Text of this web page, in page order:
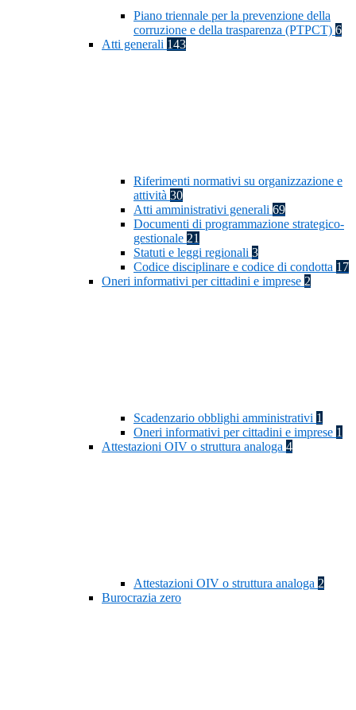
Piano triennale per la prevenzione della
corruzione e della trasparenza (PTPCT) 6
Atti generali 143
Riferimenti normativi su organizzazione e
attività 30
Atti amministrativi generali 69
Documenti di programmazione strategico-
gestionale 21
Statuti e leggi regionali 3
Codice disciplinare e codice di condotta 17
Oneri informativi per cittadini e imprese 2
Scadenzario obblighi amministrativi 1
Oneri informativi per cittadini e imprese 1
Attestazioni OIV o struttura analoga 4
Attestazioni OIV o struttura analoga 2
Burocrazia zero